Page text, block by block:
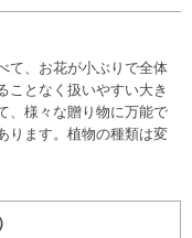
て、お花が小ぶりで全体
ことなく扱いやすい大き
、様々な贈り物に万能で
ります。植物の種類は変